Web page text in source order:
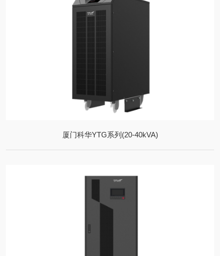
厦门科华YTG系列(20-40kVA)